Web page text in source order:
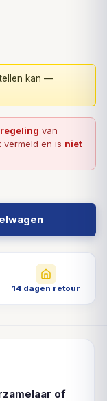
kan —
van
vermeld en is niet
14 dagen retour
of